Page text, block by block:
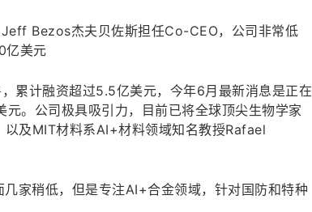
Bezos杰夫贝佐斯担任Co-CEO，公司非常低
亿美元
累计融资超过5.5亿美元，今年6月最新消息是正在
。公司极具吸引力，目前已将全球顶尖生物学家
及MIT材料系AI+材料领域知名教授Rafael
家稍低，但是专注AI+合金领域，针对国防和特种